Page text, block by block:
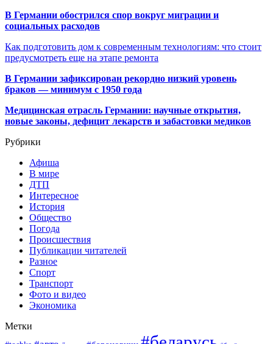
В Германии обострился спор вокруг миграции и
социальных расходов
Как подготовить дом к современным технологиям: что стоит
предусмотреть еще на этапе ремонта
В Германии зафиксирован рекордно низкий уровень
браков — минимум с 1950 года
Медицинская отрасль Германии: научные открытия,
новые законы, дефицит лекарств и забастовки медиков
Рубрики
Афиша
В мире
ДТП
Интересное
История
Общество
Погода
Происшествия
Публикации читателей
Разное
Спорт
Транспорт
Фото и видео
Экономика
Метки